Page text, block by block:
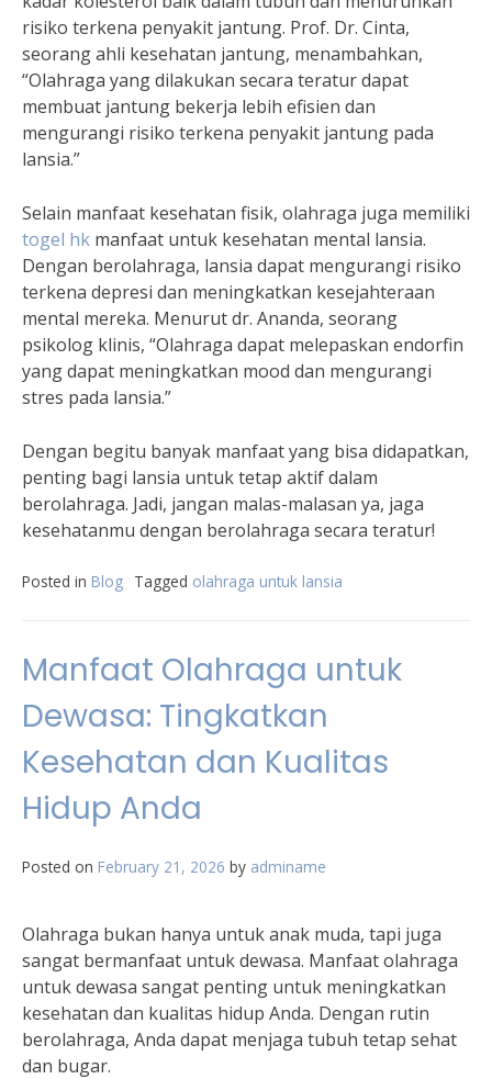
risiko terkena penyakit jantung. Prof. Dr. Cinta,
seorang ahli kesehatan jantung, menambahkan,
“Olahraga yang dilakukan secara teratur dapat
membuat jantung bekerja lebih efisien dan
mengurangi risiko terkena penyakit jantung pada
lansia.”
Selain manfaat kesehatan fisik, olahraga juga memiliki
togel hk manfaat untuk kesehatan mental lansia.
Dengan berolahraga, lansia dapat mengurangi risiko
terkena depresi dan meningkatkan kesejahteraan
mental mereka. Menurut dr. Ananda, seorang
psikolog klinis, “Olahraga dapat melepaskan endorfin
yang dapat meningkatkan mood dan mengurangi
stres pada lansia.”
Dengan begitu banyak manfaat yang bisa didapatkan,
penting bagi lansia untuk tetap aktif dalam
berolahraga. Jadi, jangan malas-malasan ya, jaga
kesehatanmu dengan berolahraga secara teratur!
Posted in Blog Tagged olahraga untuk lansia
Manfaat Olahraga untuk
Dewasa: Tingkatkan
Kesehatan dan Kualitas
Hidup Anda
Posted on February 21, 2026 by adminame
Olahraga bukan hanya untuk anak muda, tapi juga
sangat bermanfaat untuk dewasa. Manfaat olahraga
untuk dewasa sangat penting untuk meningkatkan
kesehatan dan kualitas hidup Anda. Dengan rutin
berolahraga, Anda dapat menjaga tubuh tetap sehat
dan bugar.